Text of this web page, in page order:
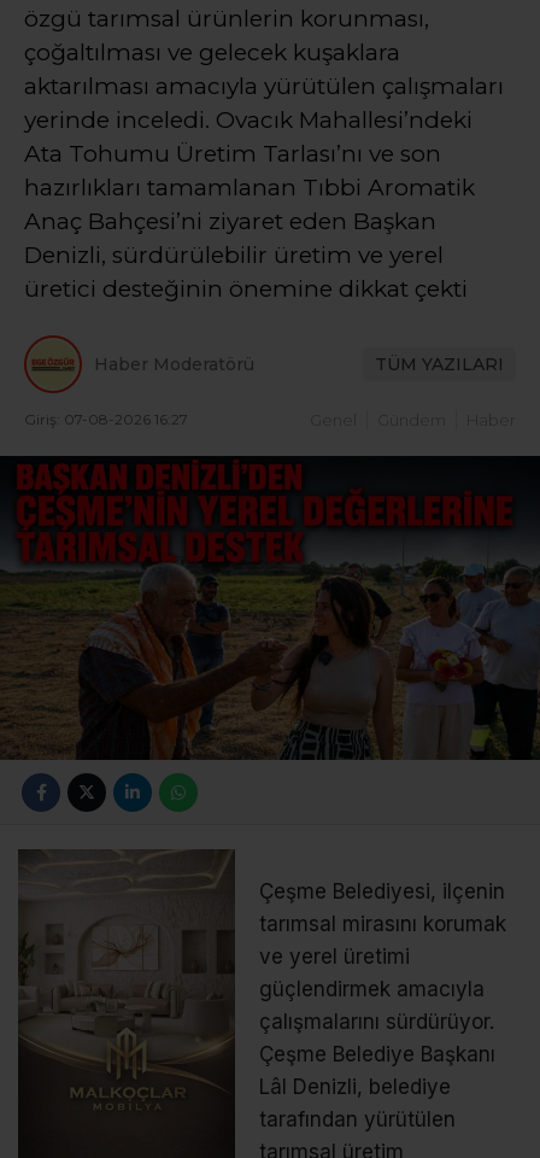
özgü tarımsal ürünlerin korunması,
çoğaltılması ve gelecek kuşaklara
aktarılması amacıyla yürütülen çalışmaları
yerinde inceledi. Ovacık Mahallesi’ndeki
Ata Tohumu Üretim Tarlası’nı ve son
hazırlıkları tamamlanan Tıbbi Aromatik
Anaç Bahçesi’ni ziyaret eden Başkan
Denizli, sürdürülebilir üretim ve yerel
üretici desteğinin önemine dikkat çekti
Haber Moderatörü TÜM YAZILARI
Giriş: 07-08-2026 16:27 Gündem Haber
Çeşme Belediyesi, ilçenin
tarımsal mirasını korumak
ve yerel üretimi
güçlendirmek amacıyla
çalışmalarını sürdürüyor.
Çeşme Belediye Başkanı
Lâl Denizli, belediye
tarafından yürütülen
tarımsal üretim